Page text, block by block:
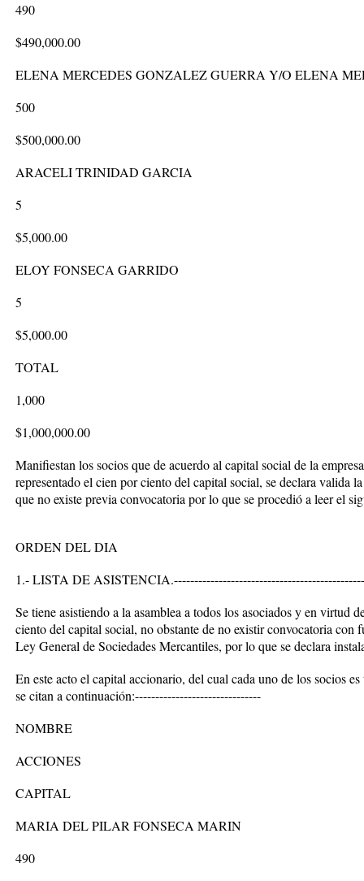
490
$490,000.00
ELENA MERCEDES GONZALEZ GUERRA Y/O ELENA
500
$500,000.00
ARACELI TRINIDAD GARCIA
5
$5,000.00
ELOY FONSECA GARRIDO
5
$5,000.00
TOTAL
1,000
$1,000,000.00
Manifiestan los socios que de acuerdo al capital social de la
representado el cien por ciento del capital social, se declara valida
que no existe previa convocatoria por lo que se procedió a leer el
ORDEN DEL DIA
1.- LISTA DE
Se tiene asistiendo a la asamblea a todos los asociados y en virtud
ciento del capital social, no obstante de no existir convocatoria con
Ley General de Sociedades Mercantiles, por lo que se declara
En este acto el capital accionario, del cual cada uno de los socios
se citan a continuación:-------------------------------
NOMBRE
ACCIONES
CAPITAL
MARIA DEL PILAR FONSECA MARIN
490